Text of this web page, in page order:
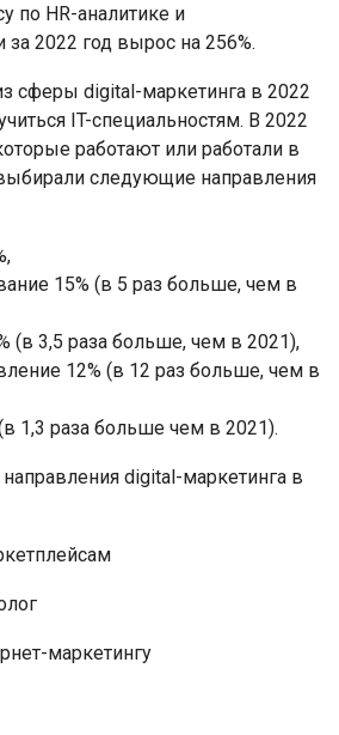
по HR-аналитике и
за 2022 год вырос на 256%.
сферы digital-маркетинга в 2022
IT-специальностям. В 2022
работают или работали в
следующие направления
15% (в 5 раз больше, чем в
(в 3,5 раза больше, чем в 2021),
12% (в 12 раз больше, чем в
1,3 раза больше чем в 2021).
digital-маркетинга в
маркетингу